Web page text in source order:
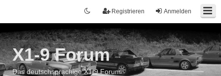
Anmelden
Registrieren
X1-9 Forum
Das deutschsprachige X1/9 Forum